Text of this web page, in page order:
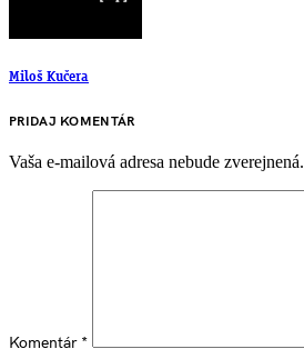
Miloš Kučera
PRIDAJ KOMENTÁR
Vaša e-mailová adresa nebude zverejnená.
Komentár *